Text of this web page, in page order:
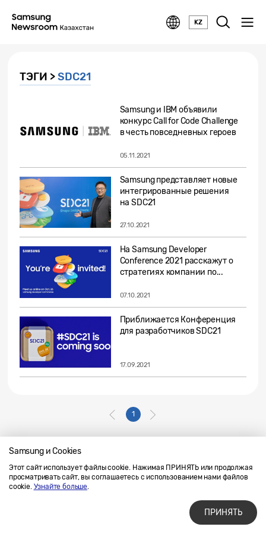
KZ
Samsung и Cookies
Этот сайт использует файлы cookie. Нажимая ПРИНЯТЬ или продолжая
просматривать сайт, вы соглашаетесь с использованием нами файлов
cookie. Узнайте больше.
ПРИНЯТЬ
ТЭГИ >SDC21
Samsung и IBM объявили
конкурс Call for Code Challenge
в честь повседневных героев
05.11.2021
Samsung представляет новые
интегрированные решения
на SDC21
27.10.2021
На Samsung Developer
Conference 2021 расскажут о
стратегиях компании по...
07.10.2021
Приближается Конференция
для разработчиков SDC21
17.09.2021
1
Напишите нам
SAMSUNG.COM
Условия использования материалов